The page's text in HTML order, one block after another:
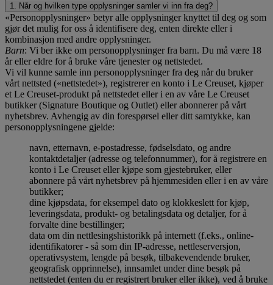
1. Når og hvilken type opplysninger samler vi inn fra deg?
«Personopplysninger» betyr alle opplysninger knyttet til deg og som
gjør det mulig for oss å identifisere deg, enten direkte eller i
kombinasjon med andre opplysninger.
Barn: Vi ber ikke om personopplysninger fra barn. Du må være 18
år eller eldre for å bruke våre tjenester og nettstedet.
Vi vil kunne samle inn personopplysninger fra deg når du bruker
vårt nettsted («nettstedet»), registrerer en konto i Le Creuset, kjøper
et Le Creuset-produkt på nettstedet eller i en av våre Le Creuset
butikker (Signature Boutique og Outlet) eller abonnerer på vårt
nyhetsbrev. Avhengig av din forespørsel eller ditt samtykke, kan
personopplysningene gjelde:
navn, etternavn, e-postadresse, fødselsdato, og andre
kontaktdetaljer (adresse og telefonnummer), for å registrere en
konto i Le Creuset eller kjøpe som gjestebruker, eller
abonnere på vårt nyhetsbrev på hjemmesiden eller i en av våre
butikker;
dine kjøpsdata, for eksempel dato og klokkeslett for kjøp,
leveringsdata, produkt- og betalingsdata og detaljer, for å
forvalte dine bestillinger;
data om din nettlesingshistorikk på internett (f.eks., online-
identifikatorer - så som din IP-adresse, nettleserversjon,
operativsystem, lengde på besøk, tilbakevendende bruker,
geografisk opprinnelse), innsamlet under dine besøk på
nettstedet (enten du er registrert bruker eller ikke), ved å bruke